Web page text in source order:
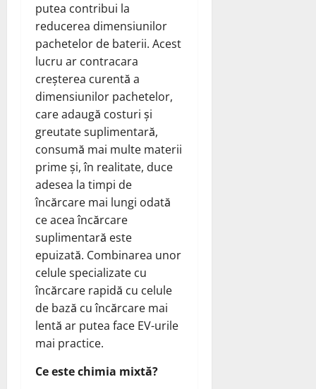
putea contribui la
reducerea dimensiunilor
pachetelor de baterii. Acest
lucru ar contracara
creșterea curentă a
dimensiunilor pachetelor,
care adaugă costuri și
greutate suplimentară,
consumă mai multe materii
prime și, în realitate, duce
adesea la timpi de
încărcare mai lungi odată
ce acea încărcare
suplimentară este
epuizată. Combinarea unor
celule specializate cu
încărcare rapidă cu celule
de bază cu încărcare mai
lentă ar putea face EV-urile
mai practice.
Ce este chimia mixtă?